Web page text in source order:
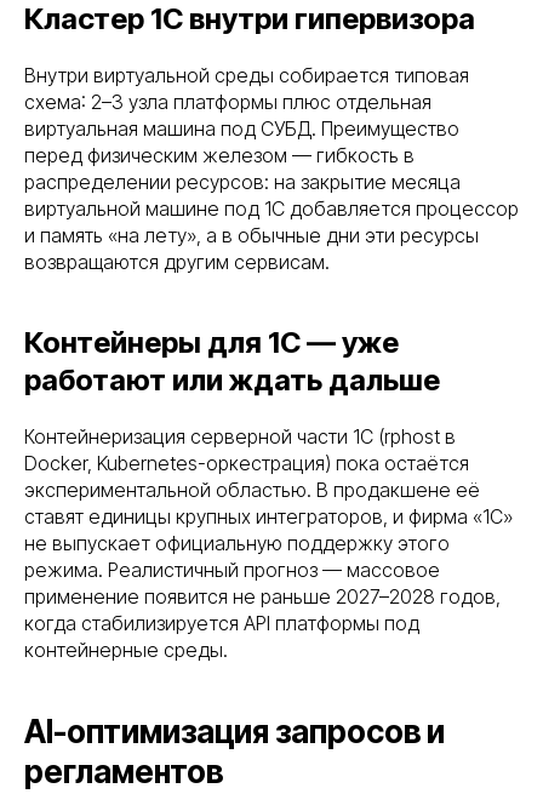
Кластер 1С внутри гипервизора
Внутри виртуальной среды собирается типовая
схема: 2–3 узла платформы плюс отдельная
виртуальная машина под СУБД. Преимущество
перед физическим железом — гибкость в
распределении ресурсов: на закрытие месяца
виртуальной машине под 1С добавляется процессор
и память «на лету», а в обычные дни эти ресурсы
возвращаются другим сервисам.
Контейнеры для 1С — уже
работают или ждать дальше
Контейнеризация серверной части 1С (rphost в
Docker, Kubernetes-оркестрация) пока остаётся
экспериментальной областью. В продакшене её
ставят единицы крупных интеграторов, и фирма «1С»
не выпускает официальную поддержку этого
режима. Реалистичный прогноз — массовое
применение появится не раньше 2027–2028 годов,
когда стабилизируется API платформы под
контейнерные среды.
AI-оптимизация запросов и
регламентов